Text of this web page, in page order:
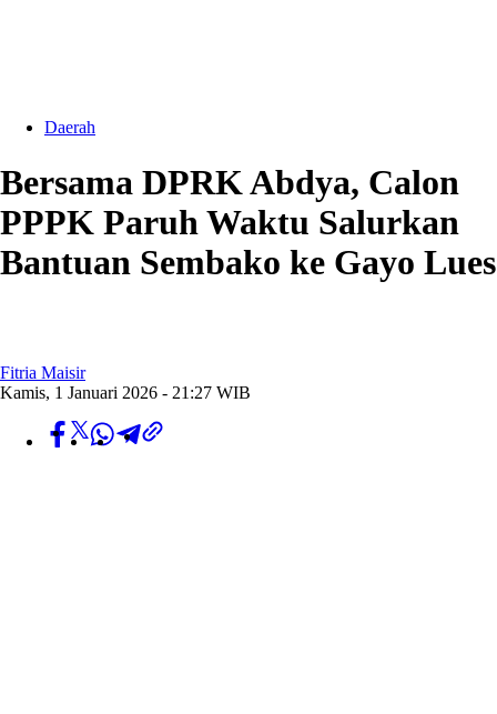
Daerah
Bersama DPRK Abdya, Calon
PPPK Paruh Waktu Salurkan
Bantuan Sembako ke Gayo Lues
Fitria Maisir
Kamis, 1 Januari 2026 - 21:27 WIB